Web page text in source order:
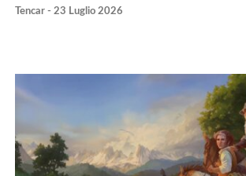
Tencar - 23 Luglio 2026